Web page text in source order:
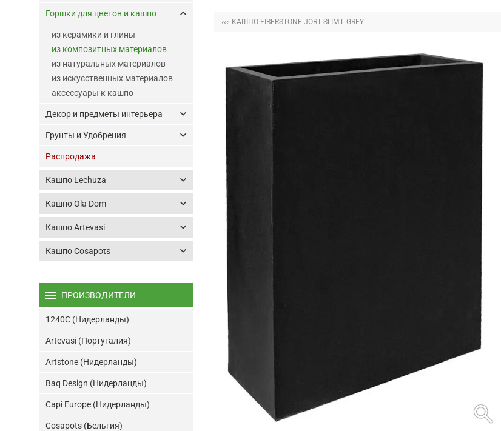
‹‹‹ КАШПО FIBERSTONE JORT SLIM L GREY
search
Горшки для цветов и кашпо keyboard_arrow_up
из керамики и глины
из композитных материалов
из натуральных материалов
из искусственных материалов
аксессуары к кашпо
Декор и предметы интерьера keyboard_arrow_down
Грунты и Удобрения keyboard_arrow_down
Распродажа
Кашпо Lechuza keyboard_arrow_down
Кашпо Ola Dom keyboard_arrow_down
Кашпо Artevasi keyboard_arrow_down
Кашпо Cosapots keyboard_arrow_down
menu ПРОИЗВОДИТЕЛИ
1240C (Нидерланды)
Artevasi (Португалия)
Artstone (Нидерланды)
Baq Design (Нидерланды)
Capi Europe (Нидерланды)
Cosapots (Бельгия)